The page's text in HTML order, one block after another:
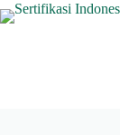
Skip
to